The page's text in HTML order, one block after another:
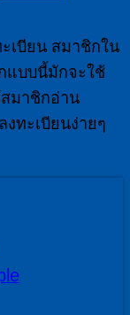
เบียน สมาชิกใน
แบบนี้มักจะใช้
มาชิกอ่าน
งทะเบียนง่ายๆ